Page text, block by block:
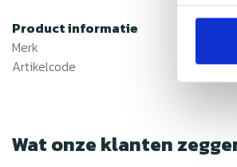
Product informatie
Merk
Artikelcode
Wat onze klanten